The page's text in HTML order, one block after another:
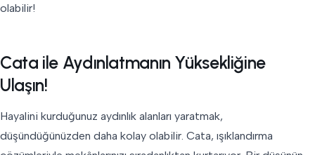
olabilir!
Cata ile Aydınlatmanın Yüksekliğine
Ulaşın!
Hayalini kurduğunuz aydınlık alanları yaratmak,
düşündüğünüzden daha kolay olabilir. Cata, ışıklandırma